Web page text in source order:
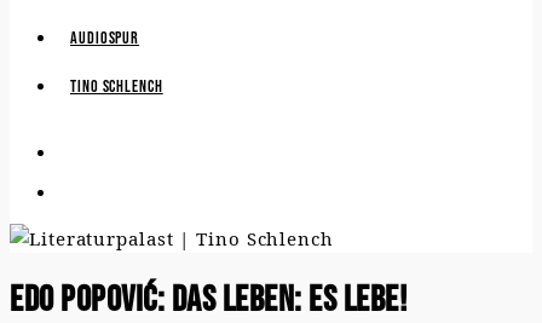
Audiospur
Tino Schlench
Edo Popović: Das Leben: es lebe!